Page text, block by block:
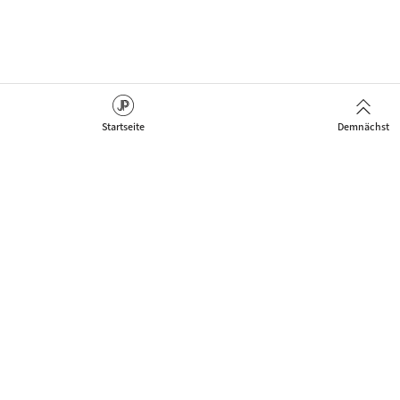
Startseite Demnächst